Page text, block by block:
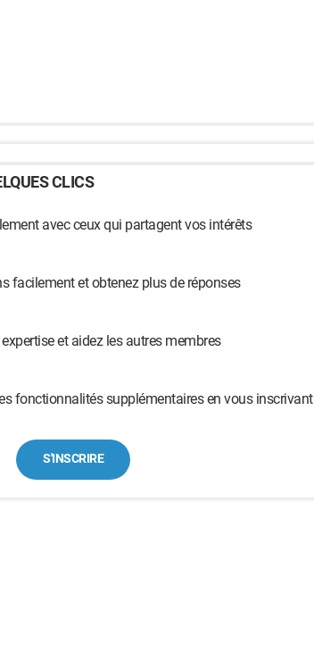
CLICS
avec ceux qui partagent vos intérêts
facilement et obtenez plus de réponses
et aidez les autres membres
fonctionnalités supplémentaires en vous inscrivant
S'INSCRIRE